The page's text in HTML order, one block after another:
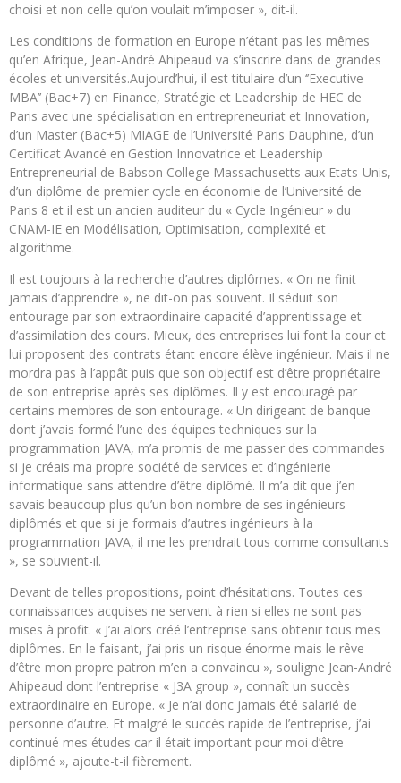
choisi et non celle qu’on voulait m’imposer », dit-il.
Les conditions de formation en Europe n’étant pas les mêmes
qu’en Afrique, Jean-André Ahipeaud va s’inscrire dans de grandes
écoles et universités.Aujourd’hui, il est titulaire d’un ‘’Executive
MBA’’ (Bac+7) en Finance, Stratégie et Leadership de HEC de
Paris avec une spécialisation en entrepreneuriat et Innovation,
d’un Master (Bac+5) MIAGE de l’Université Paris Dauphine, d’un
Certificat Avancé en Gestion Innovatrice et Leadership
Entrepreneurial de Babson College Massachusetts aux Etats-Unis,
d’un diplôme de premier cycle en économie de l’Université de
Paris 8 et il est un ancien auditeur du « Cycle Ingénieur » du
CNAM-IE en Modélisation, Optimisation, complexité et
algorithme.
Il est toujours à la recherche d’autres diplômes. « On ne finit
jamais d’apprendre », ne dit-on pas souvent. Il séduit son
entourage par son extraordinaire capacité d’apprentissage et
d’assimilation des cours. Mieux, des entreprises lui font la cour et
lui proposent des contrats étant encore élève ingénieur. Mais il ne
mordra pas à l’appât puis que son objectif est d’être propriétaire
de son entreprise après ses diplômes. Il y est encouragé par
certains membres de son entourage. « Un dirigeant de banque
dont j’avais formé l’une des équipes techniques sur la
programmation JAVA, m’a promis de me passer des commandes
si je créais ma propre société de services et d’ingénierie
informatique sans attendre d’être diplômé. Il m’a dit que j’en
savais beaucoup plus qu’un bon nombre de ses ingénieurs
diplômés et que si je formais d’autres ingénieurs à la
programmation JAVA, il me les prendrait tous comme consultants
», se souvient-il.
Devant de telles propositions, point d’hésitations. Toutes ces
connaissances acquises ne servent à rien si elles ne sont pas
mises à profit. « J’ai alors créé l’entreprise sans obtenir tous mes
diplômes. En le faisant, j’ai pris un risque énorme mais le rêve
d’être mon propre patron m’en a convaincu », souligne Jean-André
Ahipeaud dont l’entreprise « J3A group », connaît un succès
extraordinaire en Europe. « Je n’ai donc jamais été salarié de
personne d’autre. Et malgré le succès rapide de l’entreprise, j’ai
continué mes études car il était important pour moi d’être
diplômé », ajoute-t-il fièrement.